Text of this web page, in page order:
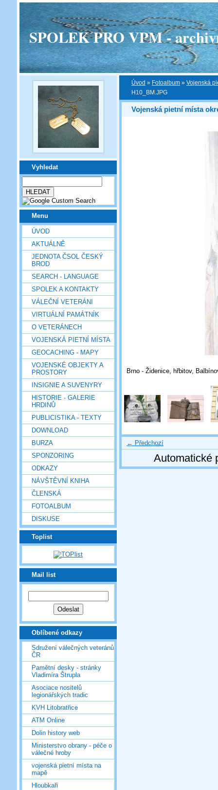
SPOLEK PRO VPM -
Vyhledat
Menu
ÚVOD
AKTUÁLNĚ
JEDNOTA ČSOL ČESKÝ
BROD
SEARCH - LANGUAGE
SPOLEK A KONTAKTY
VÁLEČNÍ VETERÁNI
VIRTUÁLNÍ PAMÁTNÍK
O VETERÁNECH
VOJENSKÁ PIETNÍ MÍSTA
GEOCACHING - MAPY
VOJENSKÉ OBJEKTY A
PROSTORY
INSIGNIE A SUVENYRY
HISTORIE - GALERIE
HRDINŮ
PUBLICISTIKA - TEXTY
DOWNLOAD
BURZA
SPONZORING
ODKAZY
NÁVŠTĚVNÍ KNIHA
ČLENSKÁ
FOTOALBUM
DISKUSE
Toplist
Mail list
Oblíbené odkazy
Sdružení válečných veteránů
ČR
Pamětní desky - stránky
Vladimíra Štrupla
Asociace nositelů
legionářských tradic
KVH Litobratřice
ATM Online
Dolin history web
Ministerstvo obrany - péče o
válečné hroby
vojenská pietní místa na
mapě
Hloubkaři
Úvod » Fotoalbum » Vojenská
H10_BM.JPG
Vojenská pietní místa
Brno - Židenice, hřbitov,
← Předchozí
Automatické